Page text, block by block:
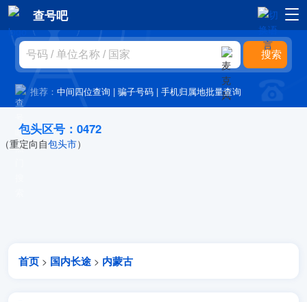
查号吧
推荐：中间四位查询 |骗子号码 |手机归属地批量查询
包头区号：0472
（重定向自包头市）
首页 > 国内长途 > 内蒙古